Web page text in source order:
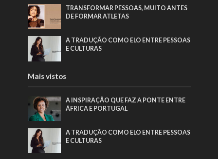
TRANSFORMAR PESSOAS, MUITO ANTES
DE FORMAR ATLETAS
A TRADUÇÃO COMO ELO ENTRE PESSOAS
E CULTURAS
Mais vistos
A INSPIRAÇÃO QUE FAZ A PONTE ENTRE
ÁFRICA E PORTUGAL
A TRADUÇÃO COMO ELO ENTRE PESSOAS
E CULTURAS